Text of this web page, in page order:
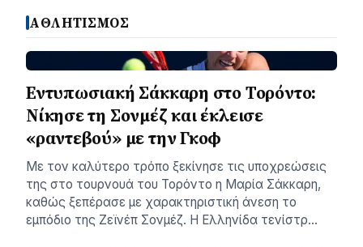
ΑΘΛΗΤΙΣΜΟΣ
Εντυπωσιακή Σάκκαρη στο Τορόντο:
Νίκησε τη Σονμέζ και έκλεισε
«ραντεβού» με την Γκοφ
Με τον καλύτερο τρόπο ξεκίνησε τις υποχρεώσεις
της στο τουρνουά του Τορόντο η Μαρία Σάκκαρη,
καθώς ξεπέρασε με χαρακτηριστική άνεση το
εμπόδιο της Ζεϊνέπ Σονμέζ. Η Ελληνίδα τενίστρ…